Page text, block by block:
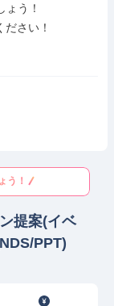
う！
さい！
う！
提案(イベ
PPT)